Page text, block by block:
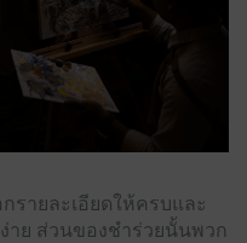
ายละเอียดให้ครบและ
าย ส่วนของชำร่วยนั้นพวก